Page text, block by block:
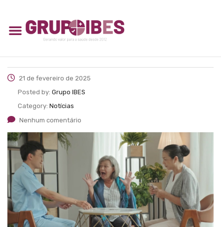
21 de fevereiro de 2025
Posted by: Grupo IBES
Category: Notícias
Nenhum comentário